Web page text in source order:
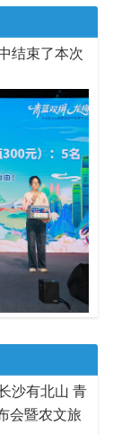
结束了本次
沙有北山 青
会暨农文旅